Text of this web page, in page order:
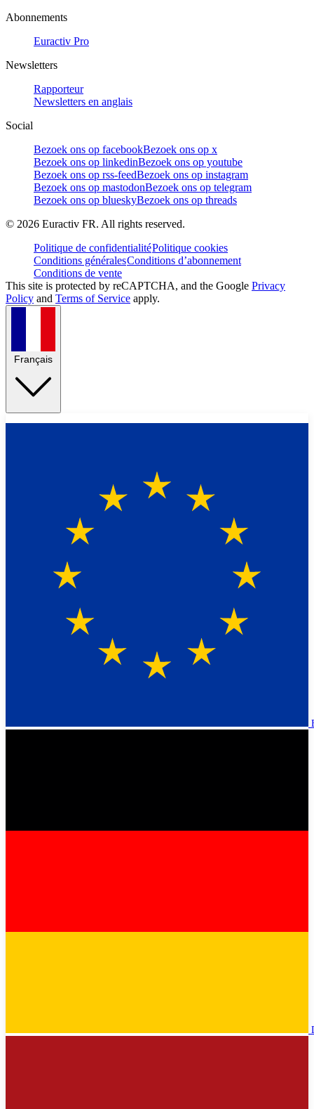
Abonnements
Euractiv Pro
Newsletters
Rapporteur
Newsletters en anglais
Social
Bezoek ons op facebookBezoek ons op x
Bezoek ons op linkedinBezoek ons op youtube
Bezoek ons op rss-feedBezoek ons op instagram
Bezoek ons op mastodonBezoek ons op telegram
Bezoek ons op blueskyBezoek ons op threads
© 2026 Euractiv FR. All rights reserved.
Politique de confidentialitéPolitique cookies
Conditions généralesConditions d’abonnement
Conditions de vente
This site is protected by reCAPTCHA, and the Google Privacy
Policy and Terms of Service apply.
Français